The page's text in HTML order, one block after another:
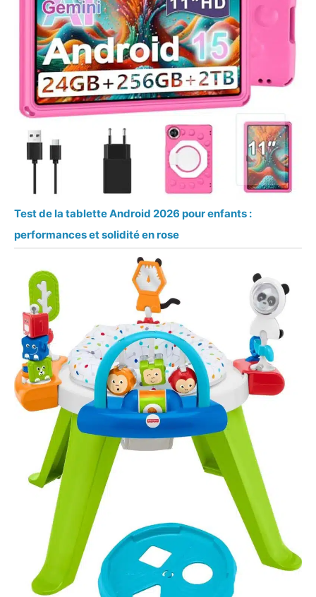
Test de la tablette Android 2026 pour enfants :
performances et solidité en rose